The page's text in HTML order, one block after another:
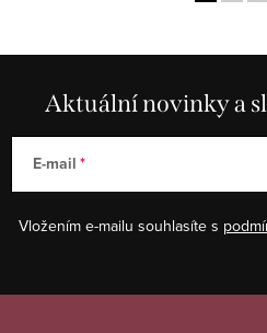
Aktuální novinky a
E-mail
Vložením e-mailu souhlasíte s